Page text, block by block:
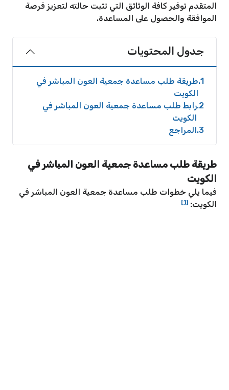
المتقدم توفير كافة الوثائق التي تثبت حالته لتعزيز فرصة
الموافقة والحصول على المساعدة.
جدول المحتويات
1 طريقة طلب مساعدة جمعية العون المباشر في
الكويت
2 رابط طلب مساعدة جمعية العون المباشر في
الكويت
3 المراجع
طريقة طلب مساعدة جمعية العون المباشر في
الكويت
فيما يلي خطوات طلب مساعدة جمعية العون المباشر في
الكويت: [1]